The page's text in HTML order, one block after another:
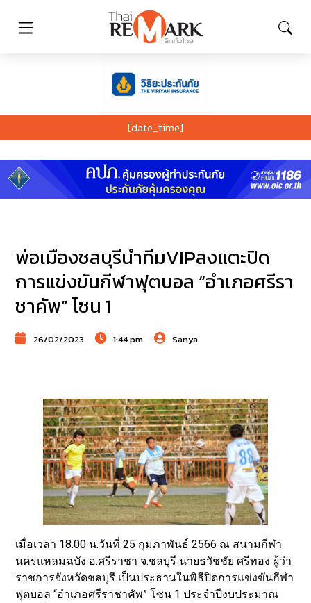
[date_time]
พ่อเมืองชลบุรีนำทีมVIPลงแตะปิด
การแข่งขันกีฬาฟุตบอล “อำเภอศรีรา
ชาคัพ” โซน 1
26/02/2023 1:44 pm Sanya
เมื่อเวลา 18.00 น.วันที่ 25 กุมภาพันธ์ 2566 ณ สนามกีฬา
นครแหลมฉบัง อ.ศรีราชา จ.ชลบุรี นายธวัชชัย ศรีทอง ผู้ว่า
ราชการจังหวัดชลบุรี เป็นประธานในพิธีปิดการแข่งขันกีฬา
ฟุตบอล “อำเภอศรีราชาคัพ” โซน 1 ประจำปีงบประมาณ